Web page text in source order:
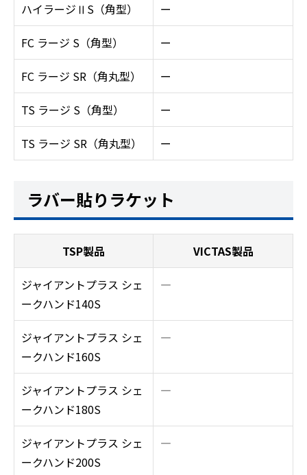
ハイラージⅡS（角型） ー
FC ラージ S（角型） ー
FC ラージ SR（角丸型） ー
TS ラージ S（角型） ー
TS ラージ SR（角丸型） ー
ラバー貼りラケット
TSP製品 VICTAS製品
ジャイアントプラス シェ
ークハンド140S
―
ジャイアントプラス シェ
ークハンド160S
―
ジャイアントプラス シェ
ークハンド180S
―
ジャイアントプラス シェ
ークハンド200S
―